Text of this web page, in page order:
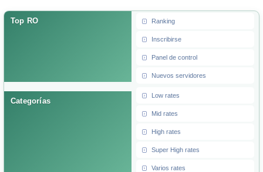
Top RO Ranking
Inscribirse
Panel de control
Nuevos servidores
Categorías
Low rates
Mid rates
High rates
Super High rates
Varios rates